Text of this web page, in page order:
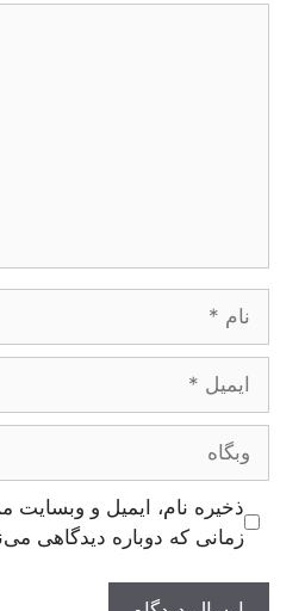
وبگاه
ذخیره نام، ایمیل و وبسایت
زمانی که دوباره دیدگاهی